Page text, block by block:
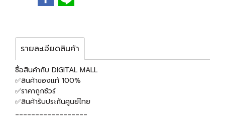
รายละเอียดสินค้า
ซื้อสินค้ากับ DIGITAL MALL
✅สินค้าของแท้ 100%
✅ราคาถูกชัวร์
✅สินค้ารับประกันศูนย์ไทย
__________________